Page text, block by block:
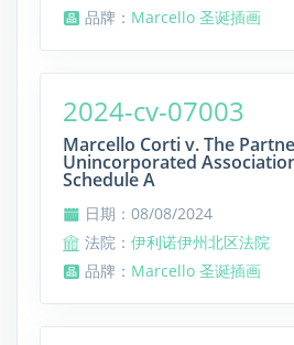
品牌： Marcello 圣诞插画
2024-cv-07003
Marcello Corti v. The
Unincorporated
Schedule A
日期：08/08/2024
法院： 伊利诺伊州北区法院
品牌： Marcello 圣诞插画